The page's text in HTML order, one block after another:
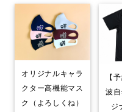
今回は鹿のドライジャーキ
分かるのか？凄く喜んでい
のか！大喜びで！ 飼い主も
キーをあげて来ましたが！
やご飯の前のおやつで あげ
山有るので！また購入させ
2026/07/
オリジナルキャラ
クター高機能マス
ク（よろしくね）
【
波
ジ